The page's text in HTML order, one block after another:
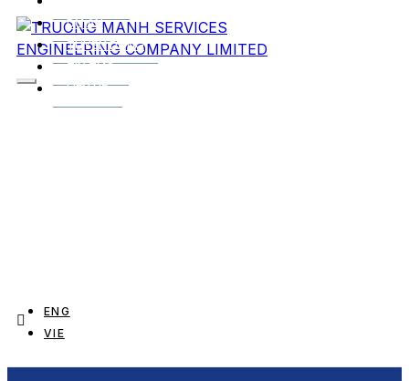
DỰ ÁN
TUYỂN DỤNG
TIN TỨC
LIÊN HỆ
ENG
VIE